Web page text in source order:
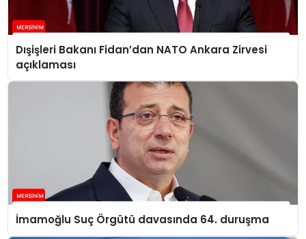
Dışişleri Bakanı Fidan’dan NATO Ankara Zirvesi
açıklaması
İmamoğlu Suç Örgütü davasında 64. duruşma